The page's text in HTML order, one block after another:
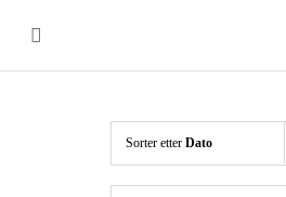
content
Sorter etter Dato